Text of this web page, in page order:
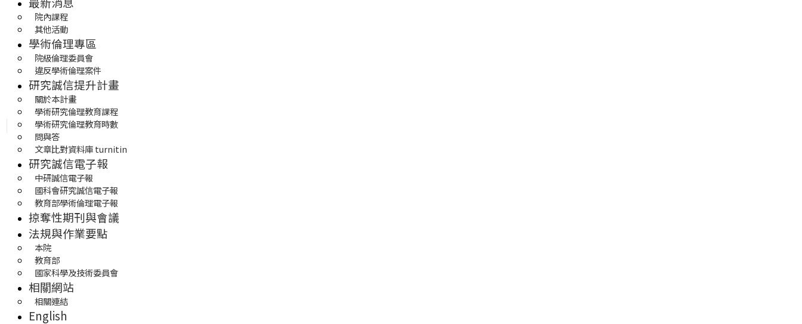
院內課程
其他活動
學術倫理專區
院級倫理委員會
違反學術倫理案件
研究誠信提升計畫
關於本計畫
學術研究倫理教育課程
學術研究倫理教育時數
問與答
文章比對資料庫 turnitin
研究誠信電子報
中研誠信電子報
國科會研究誠信電子報
教育部學術倫理電子報
掠奪性期刊與會議
法規與作業要點
本院
教育部
國家科學及技術委員會
相關網站
相關連結
English